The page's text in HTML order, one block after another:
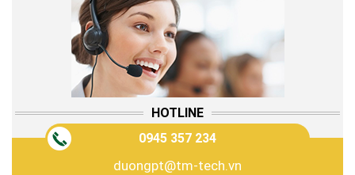
HOTLINE
0945 357 234
duongpt@tm-tech.vn